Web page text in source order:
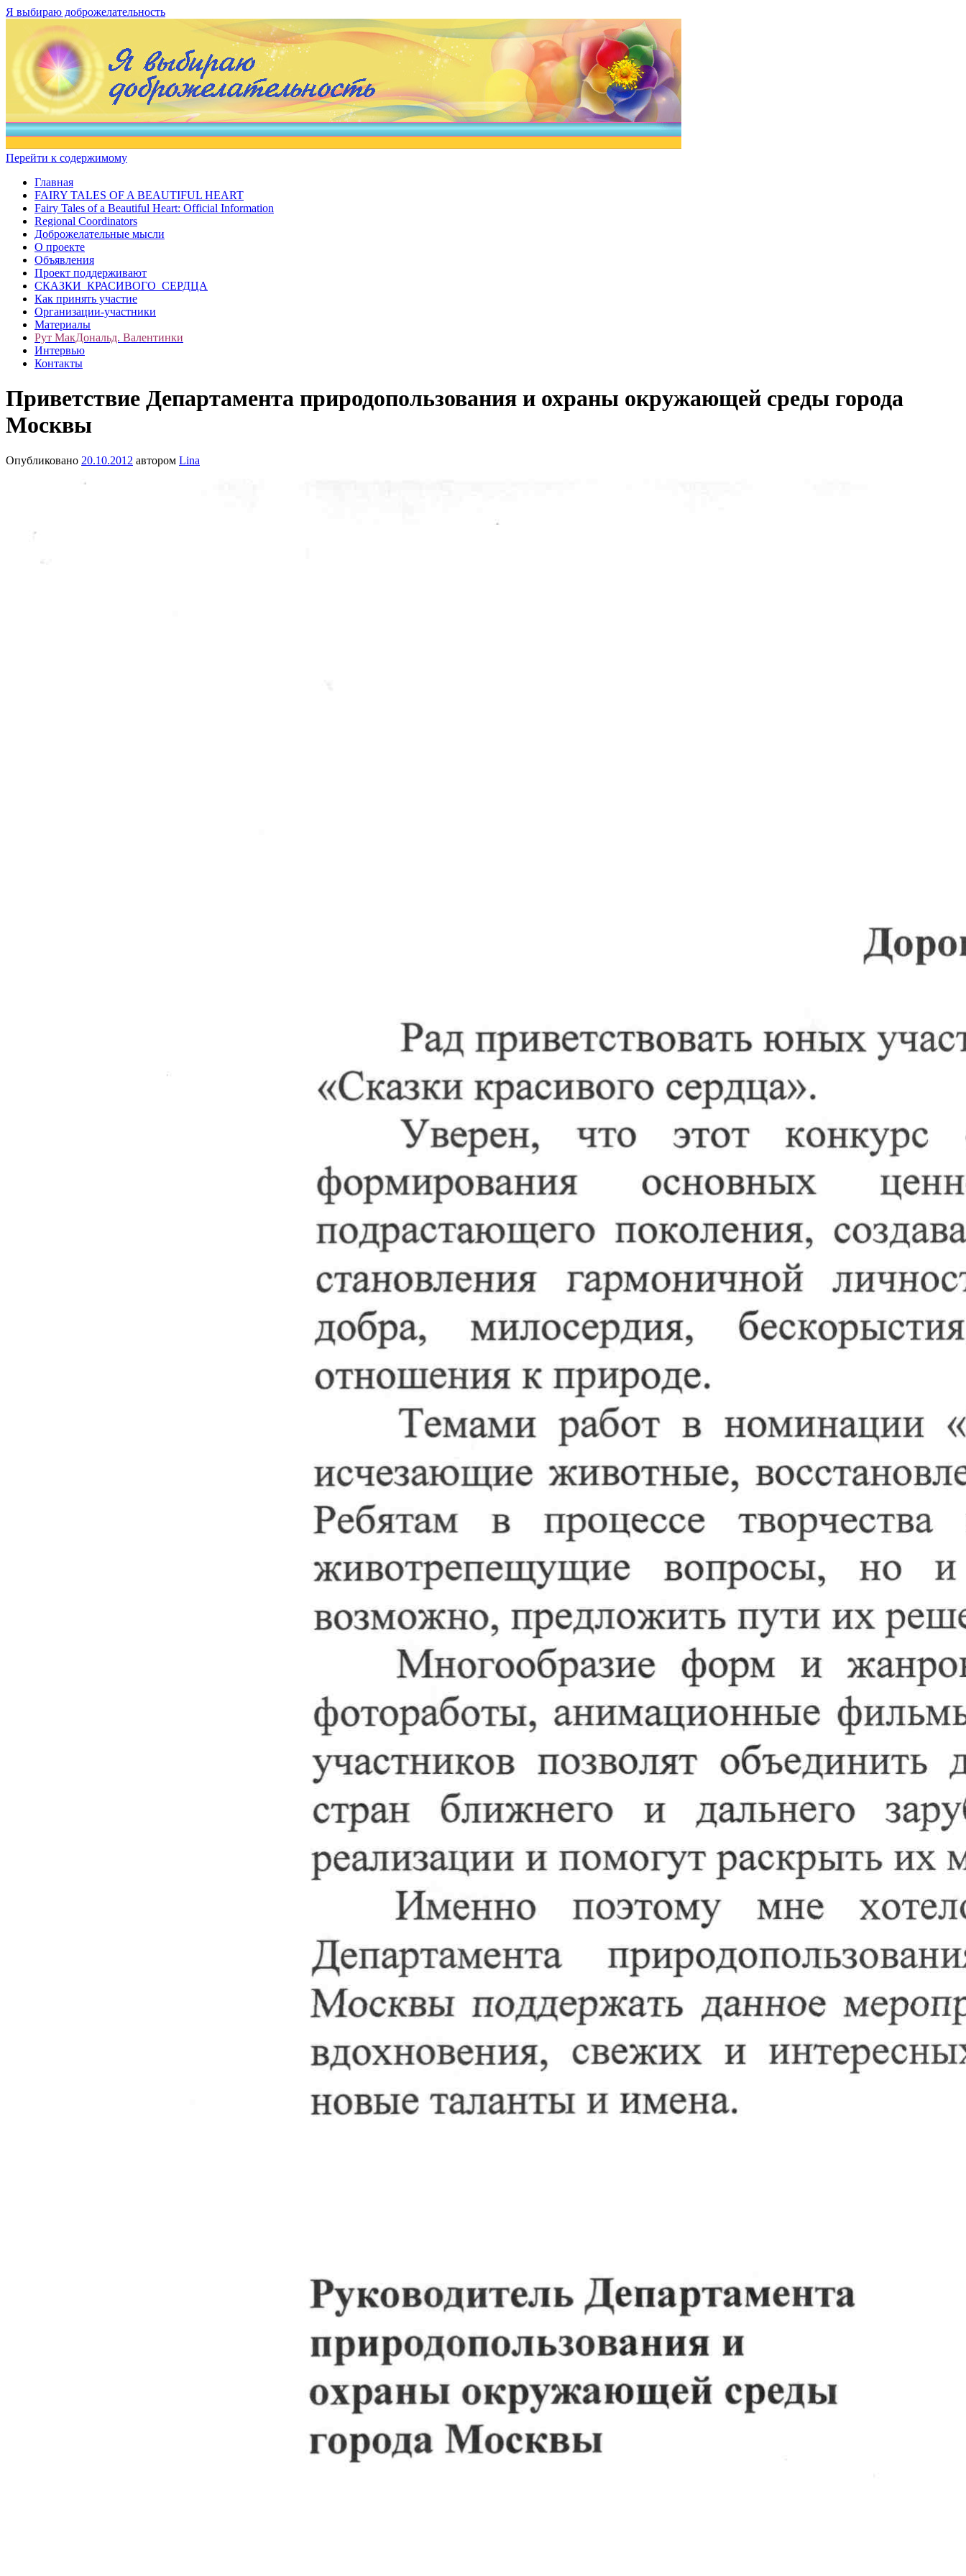
Я выбираю доброжелательность
Перейти к содержимому
Главная
FAIRY TALES OF A BEAUTIFUL HEART
Fairy Tales of a Beautiful Heart: Official Information
Regional Coordinators
Доброжелательные мысли
О проекте
Объявления
Проект поддерживают
СКАЗКИ КРАСИВОГО СЕРДЦА
Как принять участие
Организации-участники
Материалы
Рут МакДональд. Валентинки
Интервью
Контакты
Приветствие Департамента природопользования и охраны окружающей среды города
Москвы
Опубликовано 20.10.2012 автором Lina